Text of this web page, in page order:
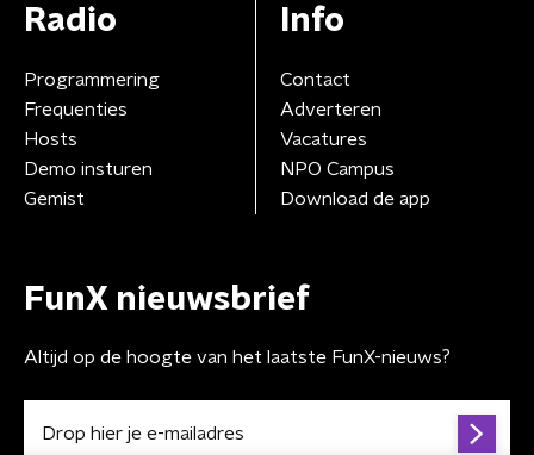
Radio
Programmering
Frequenties
Hosts
Demo insturen
Gemist
Info
Contact
Adverteren
Vacatures
NPO Campus
Download de app
FunX nieuwsbrief
Altijd op de hoogte van het laatste FunX-nieuws?